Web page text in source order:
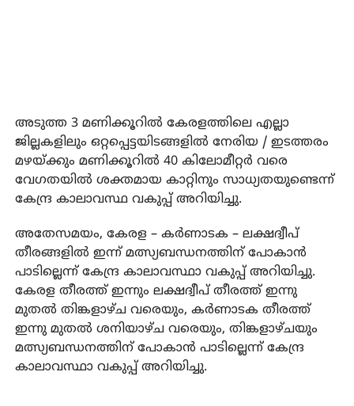
അടുത്ത 3 മണിക്കൂറില്‍ കേരളത്തിലെ എല്ലാ
ജില്ലകളിലും ഒറ്റപ്പെട്ടയിടങ്ങളില്‍ നേരിയ / ഇടത്തരം
മഴയ്ക്കും മണിക്കൂറില്‍ 40 കിലോമീറ്റര്‍ വരെ
വേഗതയില്‍ ശക്തമായ കാറ്റിനും സാധ്യതയുണ്ടെന്ന്
കേന്ദ്ര കാലാവസ്ഥ വകുപ്പ് അറിയിച്ചു.
അതേസമയം, കേരള – കര്‍ണാടക – ലക്ഷദ്വീപ്
തീരങ്ങളില്‍ ഇന്ന് മത്സ്യബന്ധനത്തിന് പോകാന്‍
പാടില്ലെന്ന് കേന്ദ്ര കാലാവസ്ഥാ വകുപ്പ് അറിയിച്ചു.
കേരള തീരത്ത് ഇന്നും ലക്ഷദ്വീപ് തീരത്ത് ഇന്നു
മുതല്‍ തിങ്കളാഴ്ച വരെയും, കര്‍ണാടക തീരത്ത്
ഇന്നു മുതല്‍ ശനിയാഴ്ച വരെയും, തിങ്കളാഴ്ചയും
മത്സ്യബന്ധനത്തിന് പോകാന്‍ പാടില്ലെന്ന് കേന്ദ്ര
കാലാവസ്ഥാ വകുപ്പ് അറിയിച്ചു.